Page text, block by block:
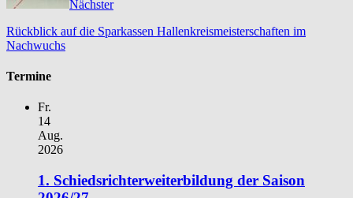
Nächster
Rückblick auf die Sparkassen Hallenkreismeisterschaften im
Nachwuchs
Termine
Fr.
14
Aug.
2026
1. Schiedsrichterweiterbildung der Saison